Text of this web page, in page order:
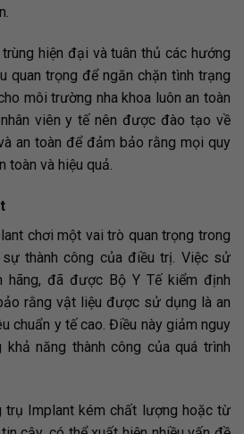
hiện đại và tuân thủ các hướng
quan trọng để ngăn chặn tình trạng
môi trường nha khoa luôn an toàn
viên y tế nên được đào tạo về
an toàn để đảm bảo rằng mọi quy
toàn và hiệu quả.
chơi một vai trò quan trọng trong
thành công của điều trị. Việc sử
hãng, đã được Bộ Y Tế kiểm định
rằng vật liệu được sử dụng là an
chuẩn y tế cao. Điều này giảm nguy
năng thành công của quá trình
Implant kém chất lượng hoặc từ